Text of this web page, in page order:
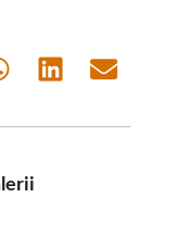
Share Share